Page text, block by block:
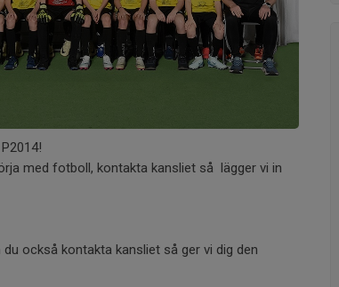
med fotboll, kontakta kansliet så lägger vi in
också kontakta kansliet så ger vi dig den